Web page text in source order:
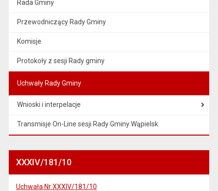
Rada Gminy
Przewodniczący Rady Gminy
Komisje
Protokoły z sesji Rady gminy
Uchwały Rady Gminy
Wnioski i interpelacje
Transmisje On-Line sesji Rady Gminy Wąpielsk
XXXIV/181/10
Uchwała Nr XXXIV/181/10